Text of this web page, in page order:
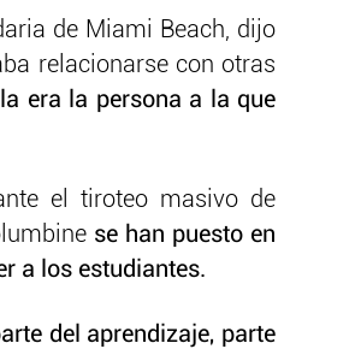
de Miami Beach, dijo
relacionarse con otras
era la persona a la que
el tiroteo masivo de
se han puesto en
a los estudiantes.
del aprendizaje, parte